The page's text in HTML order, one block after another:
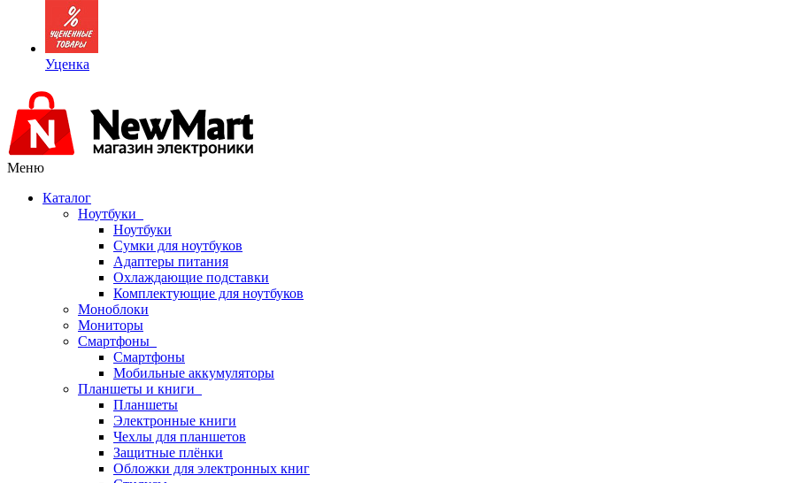
Уценка
Меню
Каталог
Ноутбуки
Ноутбуки
Сумки для ноутбуков
Адаптеры питания
Охлаждающие подставки
Комплектующие для ноутбуков
Моноблоки
Мониторы
Смартфоны
Смартфоны
Мобильные аккумуляторы
Планшеты и книги
Планшеты
Электронные книги
Чехлы для планшетов
Защитные плёнки
Обложки для электронных книг